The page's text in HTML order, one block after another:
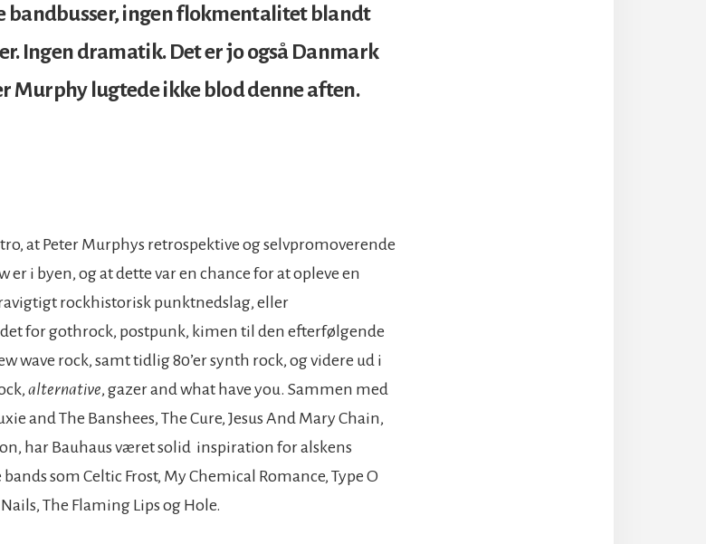
bandbusser, ingen flokmentalitet blandt
Ingen dramatik. Det er jo også Danmark
Murphy lugtede ikke blod denne aften.
at Peter Murphys retrospektive og selvpromoverende
i byen, og at dette var en chance for at opleve en
rockhistorisk punktnedslag, eller
for gothrock, postpunk, kimen til den efterfølgende
wave rock, samt tidlig 80’er synth rock, og videre ud i
alternative, gazer and what have you. Sammen med
and The Banshees, The Cure, Jesus And Mary Chain,
har Bauhaus været solid inspiration for alskens
som Celtic Frost, My Chemical Romance, Type O
The Flaming Lips og Hole.